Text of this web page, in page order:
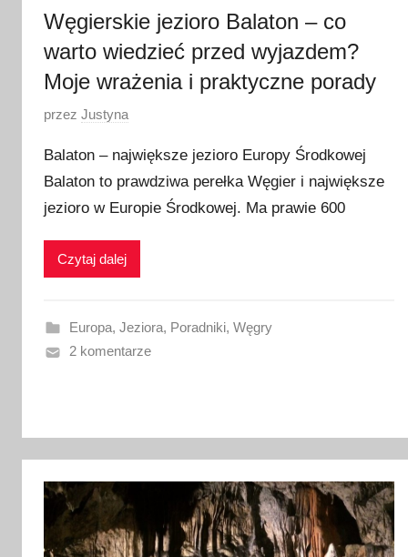
Węgierskie jezioro Balaton – co
warto wiedzieć przed wyjazdem?
Moje wrażenia i praktyczne porady
O
u
b
l
o
a
n
e
przez Justyna
Balaton – największe jezioro Europy Środkowej
Balaton to prawdziwa perełka Węgier i największe
jezioro w Europie Środkowej. Ma prawie 600
Czytaj dalej
Europa, Jeziora, Poradniki, Węgry
2 komentarze